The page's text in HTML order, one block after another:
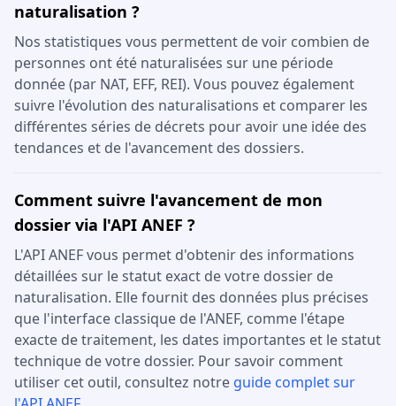
naturalisation ?
Nos statistiques vous permettent de voir combien de
personnes ont été naturalisées sur une période
donnée (par NAT, EFF, REI). Vous pouvez également
suivre l'évolution des naturalisations et comparer les
différentes séries de décrets pour avoir une idée des
tendances et de l'avancement des dossiers.
Comment suivre l'avancement de mon
dossier via l'API ANEF ?
L'API ANEF vous permet d'obtenir des informations
détaillées sur le statut exact de votre dossier de
naturalisation. Elle fournit des données plus précises
que l'interface classique de l'ANEF, comme l'étape
exacte de traitement, les dates importantes et le statut
technique de votre dossier. Pour savoir comment
utiliser cet outil, consultez notre guide complet sur